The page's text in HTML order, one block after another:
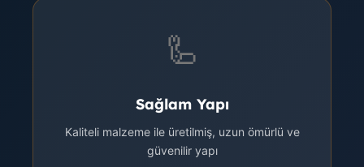
🦾
Sağlam Yapı
Kaliteli malzeme ile üretilmiş, uzun ömürlü ve
güvenilir yapı